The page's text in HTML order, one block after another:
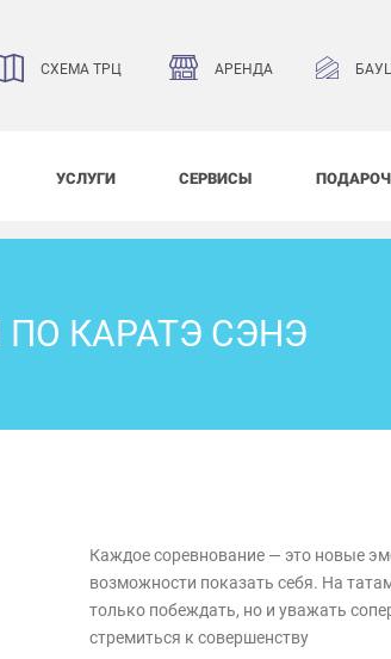
СХЕМА ТРЦ АРЕНДА
УСЛУГИ СЕРВИСЫ
КАРАТЭ СЭНЭ
Каждое соревнование — это новые
возможности показать себя. На
только побеждать, но и уважать
стремиться к совершенству